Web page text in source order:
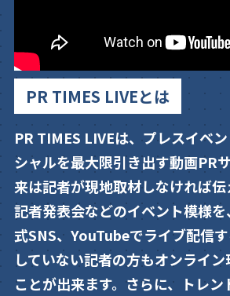
PR TIMES LIVEとは
PR TIMES LIVEは、プレスイベ
シャルを最大限引き出す動画PR
来は記者が現地取材しなければ
記者発表会などのイベント模様
式SNS、YouTubeでライブ配信
していない記者の方もオンライ
ことが出来ます。さらに、トレ